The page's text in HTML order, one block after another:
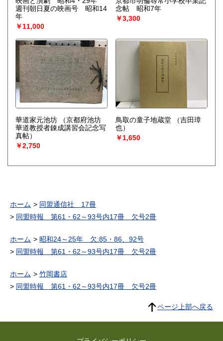
週刊朝日夏の映画号 昭和14
年
￥11,000
念帖 昭和7年
￥3,300
華道家元池坊
（京都府池坊
華道教授者錬成講習会記念写
真帖）
￥2,750
鳥取の童子地蔵堂
（吉田璋
也）
￥1,650
ホーム
同盟通信社 17冊
同盟時報 第61・62～93号内17冊 欠号2冊
ホーム
昭和24～25年 欠:85・86、92号
同盟時報 第61・62～93号内17冊 欠号2冊
ホーム
竹岡書店
同盟時報 第61・62～93号内17冊 欠号2冊
ページ上部へ戻る